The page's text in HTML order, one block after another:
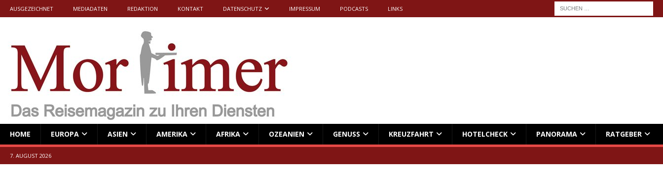
AUSGEZEICHNET MEDIADATEN REDAKTION KONTAKT DATENSCHUTZ IMPRESSUM PODCASTS LINKS
HOME EUROPA ASIEN AMERIKA AFRIKA OZEANIEN GENUSS KREUZFAHRT HOTELCHECK PANORAMA RATGEBER
7. AUGUST 2026